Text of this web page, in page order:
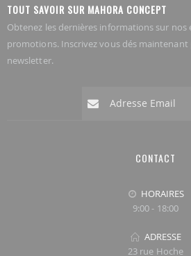
TOUT SAVOIR SUR MAHORA CONCEPT
Obtenez les dernières informations sur nos
promotions. Inscrivez vous dés
newsletter.
CONTACT
HORAIRES
9:00 - 18:00
ADRESSE
23 rue Hoche